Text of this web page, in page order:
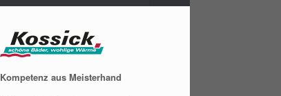
Kompetenz aus Meisterhand